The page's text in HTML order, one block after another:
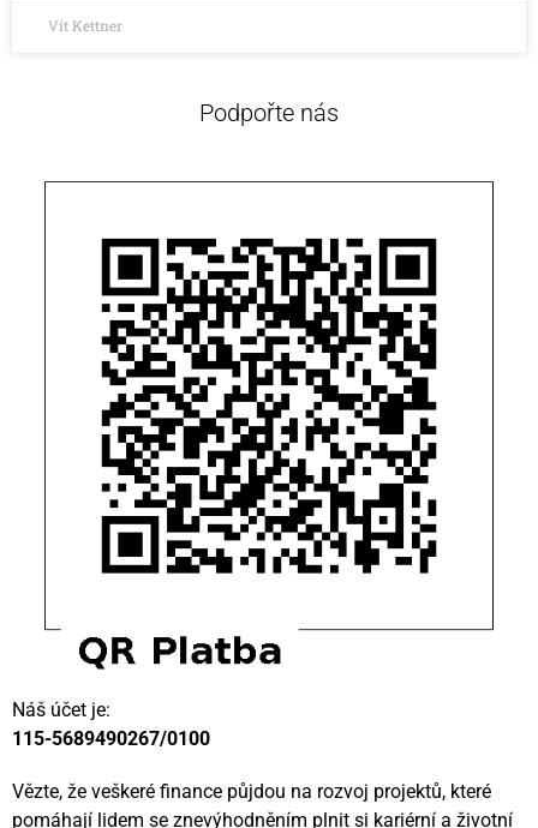
Vít Kettner
Podpořte nás
Náš účet je:
115-5689490267/0100
Vězte, že veškeré finance půjdou na rozvoj projektů, které
pomáhají lidem se znevýhodněním plnit si kariérní a životní